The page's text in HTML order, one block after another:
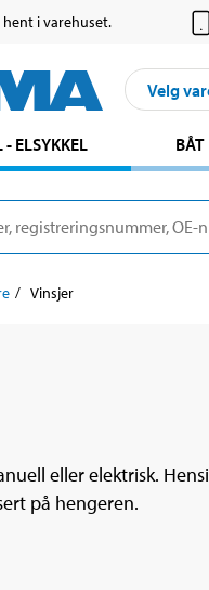
i varehuset.
Velg
- ELSYKKEL BÅT
Vinsjer
eller elektrisk.
på hengeren.